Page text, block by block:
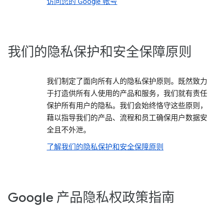
我们的隐私保护和安全保障原则
我们制定了面向所有人的隐私保护原则。既然致力
于打造供所有人使用的产品和服务，我们就有责任
保护所有用户的隐私。我们会始终恪守这些原则，
藉以指导我们的产品、流程和员工确保用户数据安
全且不外泄。
了解我们的隐私保护和安全保障原则
Google 产品隐私权政策指南